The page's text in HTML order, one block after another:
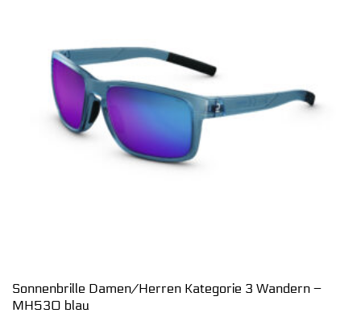
Sonnenbrille Damen/Herren Kategorie 3 Wandern –
MH530 blau